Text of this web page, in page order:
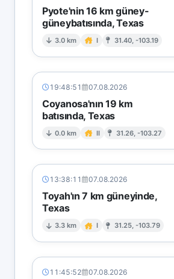
Pyote'nin 16 km güney-
güneybatısında, Texas
3.0 km I 31.40, -103.19
19:48:51 07.08.2026
Coyanosa'nın 19 km
batısında, Texas
0.0 km II 31.26, -103.27
13:38:11 07.08.2026
Toyah'ın 7 km güneyinde,
Texas
3.3 km I 31.25, -103.79
11:45:52 07.08.2026